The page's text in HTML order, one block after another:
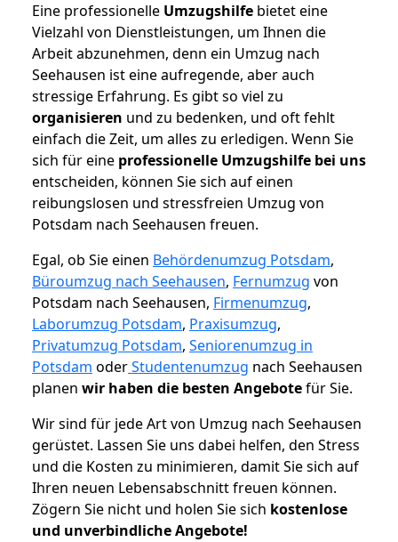
Eine professionelle Umzugshilfe bietet eine
Vielzahl von Dienstleistungen, um Ihnen die
Arbeit abzunehmen, denn ein Umzug nach
Seehausen ist eine aufregende, aber auch
stressige Erfahrung. Es gibt so viel zu
organisieren und zu bedenken, und oft fehlt
einfach die Zeit, um alles zu erledigen. Wenn Sie
sich für eine professionelle Umzugshilfe bei uns
entscheiden, können Sie sich auf einen
reibungslosen und stressfreien Umzug von
Potsdam nach Seehausen freuen.
Egal, ob Sie einen Behördenumzug Potsdam,
Büroumzug nach Seehausen, Fernumzug von
Potsdam nach Seehausen, Firmenumzug,
Laborumzug Potsdam, Praxisumzug,
Privatumzug Potsdam, Seniorenumzug in
Potsdam oderStudentenumzug nach Seehausen
planen wir haben die besten Angebotefür Sie.
Wir sind für jede Art von Umzug nach Seehausen
gerüstet. Lassen Sie uns dabei helfen, den Stress
und die Kosten zu minimieren, damit Sie sich auf
Ihren neuen Lebensabschnitt freuen können.
Zögern Sie nicht und holen Sie sich kostenlose
und unverbindliche Angebote!